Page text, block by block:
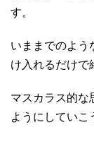
す。
いままでのよう
け入れるだけで
マスカラス的な
ようにしていこ